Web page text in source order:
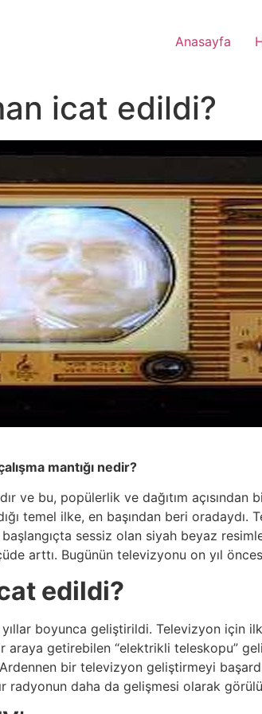
Anasayfa
icat edildi?
mantığı nedir?
ve bu, popülerlik ve dağıtım açısından
temel ilke, en başından beri
sessiz olan siyah beyaz
arttı. Bugünün televizyonu on yıl
edildi?
boyunca geliştirildi. Televizyon için
getirebilen “elektrikli teleskopu”
bir televizyon geliştirmeyi
radyonun daha da gelişmesi olarak